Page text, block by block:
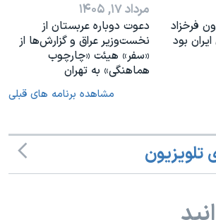
فرخزاد
بود
مرداد ۱۷, ۱۴۰۵
دعوت دوباره عربستان از
نخست‌وزیر عراق و گزارش‌ها از
«سفر» هیئت «چارچوب
هماهنگی» به تهران
مشاهده برنامه های قبلی
تلویزیون